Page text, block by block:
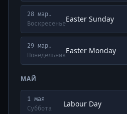
28 мар.
Воскресенье
Easter Sunday
29 мар.
Понедельник
Easter Monday
МАЙ
1 мая
Суббота
Labour Day